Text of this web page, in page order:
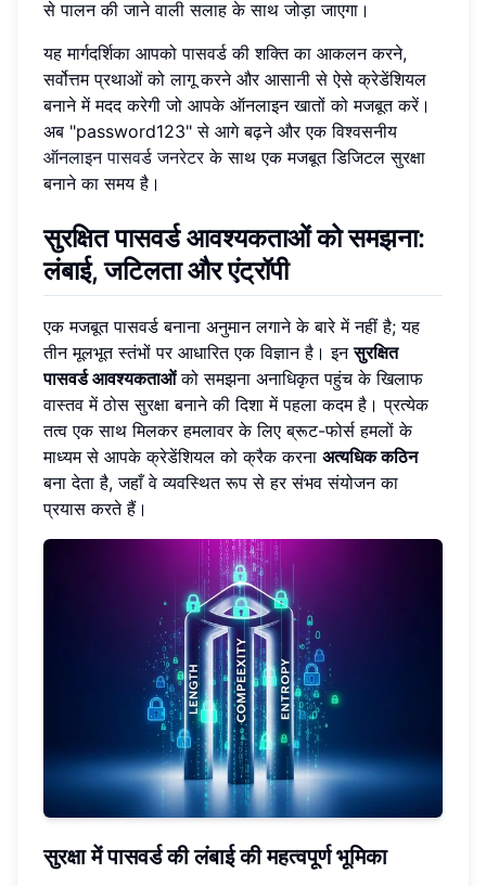
से पालन की जाने वाली सलाह के साथ जोड़ा जाएगा।
यह मार्गदर्शिका आपको पासवर्ड की शक्ति का आकलन करने,
सर्वोत्तम प्रथाओं को लागू करने और आसानी से ऐसे क्रेडेंशियल
बनाने में मदद करेगी जो आपके ऑनलाइन खातों को मजबूत करें।
अब "password123" से आगे बढ़ने और एक विश्वसनीय
ऑनलाइन पासवर्ड जनरेटरके साथ एक मजबूत डिजिटल सुरक्षा
बनाने का समय है।
सुरक्षित पासवर्ड आवश्यकताओं को समझना:
लंबाई, जटिलता और एंट्रॉपी
एक मजबूत पासवर्ड बनाना अनुमान लगाने के बारे में नहीं है; यह
तीन मूलभूत स्तंभों पर आधारित एक विज्ञान है। इनसुरक्षित
पासवर्ड आवश्यकताओंको समझना अनाधिकृत पहुंच के खिलाफ
वास्तव में ठोस सुरक्षा बनाने की दिशा में पहला कदम है। प्रत्येक
तत्व एक साथ मिलकर हमलावर के लिए ब्रूट-फोर्स हमलों के
माध्यम से आपके क्रेडेंशियल को क्रैक करना अत्यधिक कठिन
बना देता है, जहाँ वे व्यवस्थित रूप से हर संभव संयोजन का
प्रयास करते हैं।
सुरक्षा में पासवर्ड की लंबाई की महत्वपूर्ण भूमिका